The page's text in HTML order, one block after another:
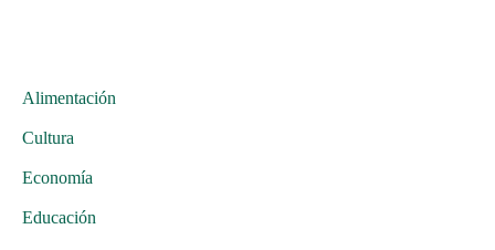
Alimentación
Cultura
Economía
Educación